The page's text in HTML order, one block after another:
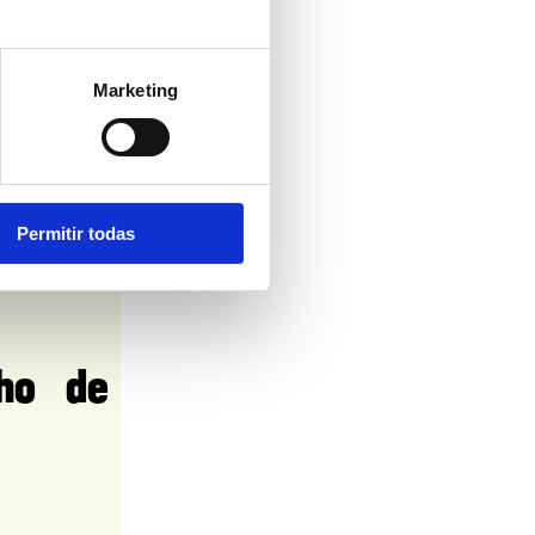
Marketing
Permitir todas
Todo
la
de